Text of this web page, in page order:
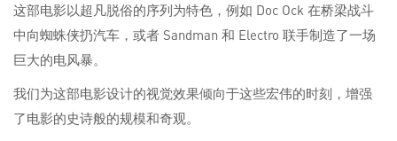
这部电影以超凡脱俗的序列为特色，例如 Doc Ock 在桥梁战斗
中向蜘蛛侠扔汽车，或者 Sandman 和 Electro 联手制造了一场
巨大的电风暴。
我们为这部电影设计的视觉效果倾向于这些宏伟的时刻，增强
了电影的史诗般的规模和奇观。